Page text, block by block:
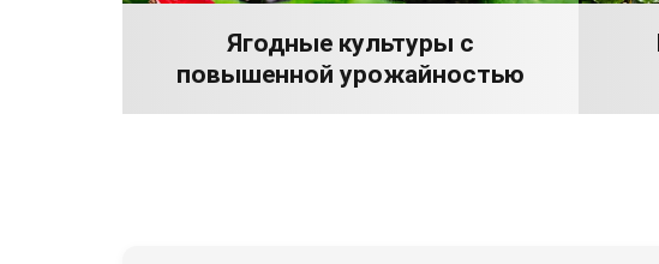
Ягодные культуры с
повышенной урожайностью